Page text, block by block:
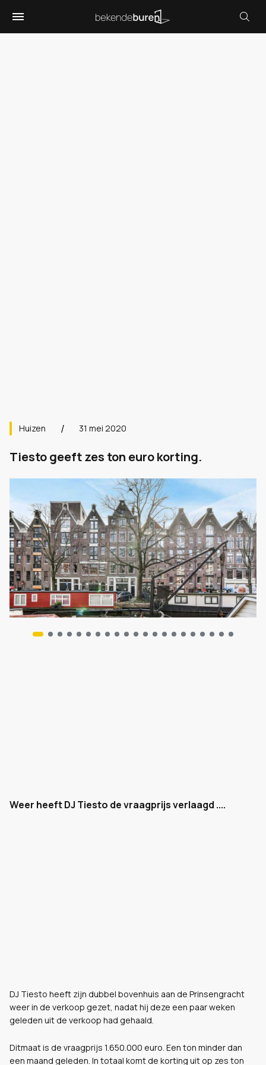
Huizen 31 mei 2020
Tiesto geeft zes ton euro korting.
Weer heeft DJ Tiesto de vraagprijs verlaagd ....
DJ Tiesto heeft zijn dubbel bovenhuis aan de Prinsengracht
weer in de verkoop gezet, nadat hij deze een paar weken
geleden uit de verkoop had gehaald.
Ditmaat is de vraagprijs 1.650.000 euro. Een ton minder dan
een maand geleden. In totaal komt de korting uit op zes ton